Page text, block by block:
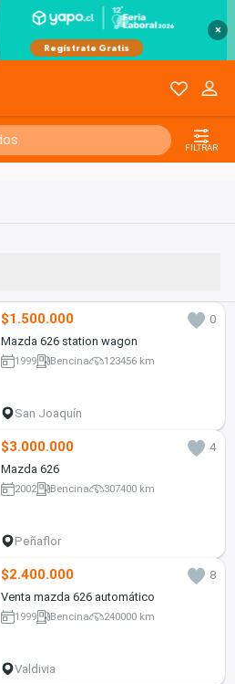
×
FILTRAR
$1.500.000
0
Mazda 626 station wagon
1999 Bencina 123456 km
San Joaquín
$3.000.000
4
Mazda 626
2002 Bencina 307400 km
Peñaflor
$2.400.000
8
Venta mazda 626 automático
1999 Bencina 240000 km
Valdivia